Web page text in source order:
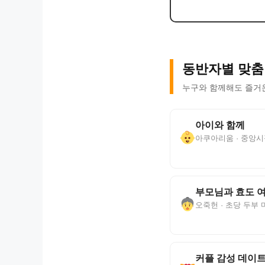
동반자별 맞
누구와 함께해도 즐거
아이와 함께
아쿠아리움 · 중앙
부모님과 효도
오죽헌 · 초당 두부
커플 감성 데이